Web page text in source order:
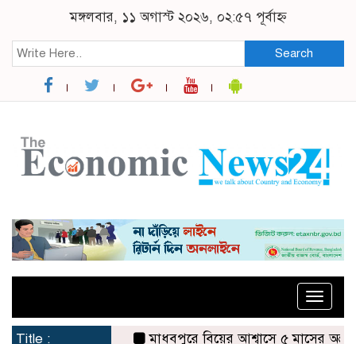
মঙ্গলবার, ১১ অগাস্ট ২০২৬, ০২:৫৭ পূর্বাহ্ন
Search
Toggle
Title :
মাধবপুরে বিয়ের আশ্বাসে ৫ মাসের অন্তঃসত্ত্বা